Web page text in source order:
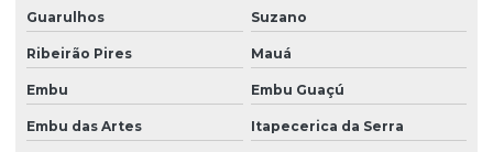
Válvula direcional 3 vias
Válvula direcional 4 3 vias centro fechado
Válvula direcional 4 vias 3 posições
Válvula direcional hidráulica manual
Guarulhos Suzano
Ribeirão Pires Mauá
Embu Embu Guaçú
Embu das Artes Itapecerica da Serra